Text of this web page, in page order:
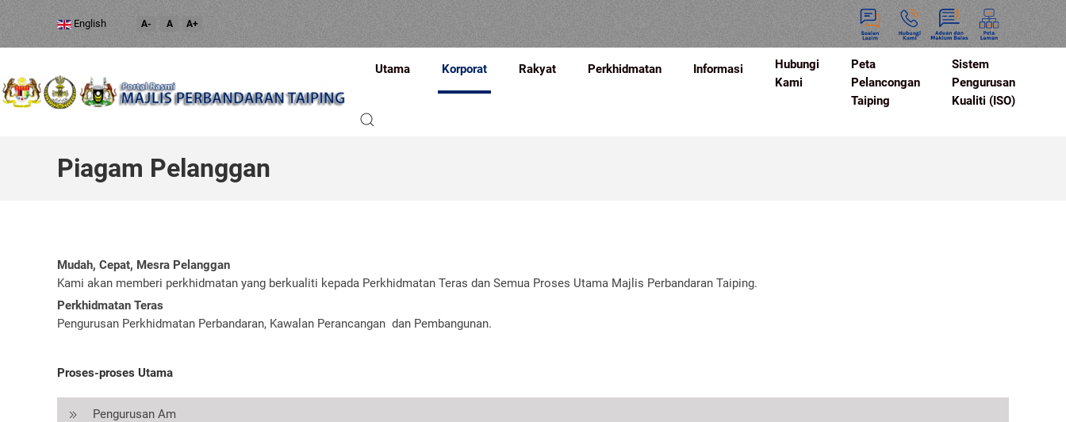
English A- A A+
Utama Korporat Rakyat Perkhidmatan Informasi
Hubungi
Kami
Peta
Pelancongan
Taiping
Sistem
Pengurusan
Kualiti (ISO)
Piagam Pelanggan
Mudah, Cepat, Mesra Pelanggan
Kami akan memberi perkhidmatan yang berkualiti kepada Perkhidmatan Teras dan Semua Proses Utama Majlis Perbandaran Taiping.
Perkhidmatan Teras
Pengurusan Perkhidmatan Perbandaran, Kawalan Perancangan dan Pembangunan.
Proses-proses Utama
Pengurusan Am